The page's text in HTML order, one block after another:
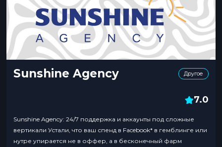
Sunshine Agency Другое
7.0
Sunshine Agency: 24/7 поддержка и аккаунты под сложные
вертикали Устали, что ваш спенд в Facebook* в гемблинге или
нутре упирается не в оффер, а в бесконечный фарм